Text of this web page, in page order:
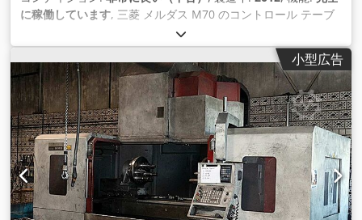
に稼働しています, 三菱 メルダス M70 のコントロール テーブ
ル寸法 910 x 400 mm マックス。テーブル荷重960kg X軸移動
量760mm Y軸移動量 445 mm Z軸移動量520mm スピンドル速
度12000 rpm MAS BT40の録音 駆動力22kW 22ウェイマガジ
ン 重量4400kg 寸法 2200 x 2200 x 2700 mm 機器、アクセサ
リー - 冷却システム - チップコンベア - マニュアル Dkjdpfx
Alsv H D E Soajr
小型広告